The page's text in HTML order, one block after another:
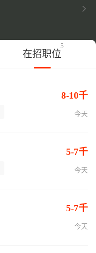
在招职位
5
8-10千
今天
5-7千
今天
5-7千
今天